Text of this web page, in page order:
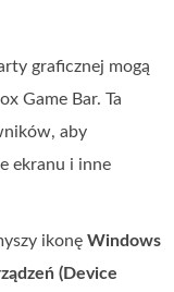
graficznej mogą
Game Bar. Ta
aby
ekranu i inne
ikonęWindows
(Device